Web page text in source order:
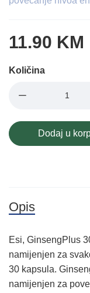
11.90 KM
Količina
Dodaj u
Opis
Esi, GinsengPlus
namijenjen za
30 kapsula.
namijenjen za